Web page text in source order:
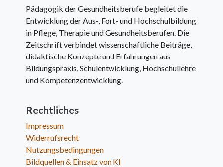
Pädagogik der Gesundheitsberufe begleitet die
Entwicklung der Aus-, Fort- und Hochschulbildung
in Pflege, Therapie und Gesundheitsberufen. Die
Zeitschrift verbindet wissenschaftliche Beiträge,
didaktische Konzepte und Erfahrungen aus
Bildungspraxis, Schulentwicklung, Hochschullehre
und Kompetenzentwicklung.
Rechtliches
Impressum
Widerrufsrecht
Nutzungsbedingungen
Bildquellen & Einsatz von KI